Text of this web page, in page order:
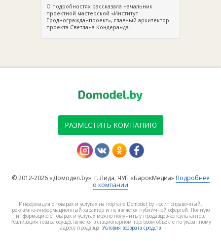
О подробностях рассказала начальник
проектной мастерской «Институт
Гродногражданпроект», главный архитектор
проекта Светлана Кондеранда.
РАЗМЕСТИТЬ КОМПАНИЮ
© 2012-2026 «Домодел.by», г. Лида, ЧУП «БарокМедиа» Подробнее
о компании
Информация о товарах и услугах на портале Domodel.by носит справочный,
рекламно-информационный характер и не является публичной офертой. Полную
информацию о товарах и услугах можно получить у продавцов-консультантов.
Реализация товара осуществляется в стационарном торговом объекте по указанному
адресу продавца. Условия возврата средств